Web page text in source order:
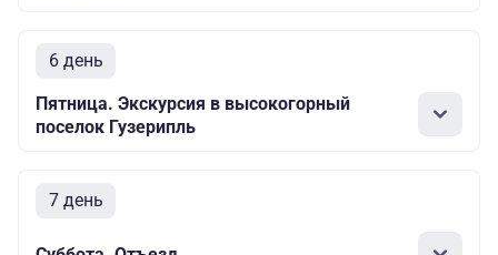
6 день
Пятница. Экскурсия в высокогорный
поселок Гузерипль
7 день